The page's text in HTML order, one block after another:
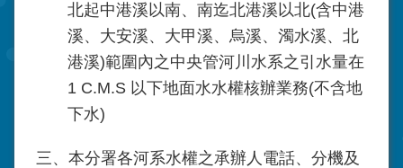
北起中港溪以南、南迄北港溪以北(含中港
溪、大安溪、大甲溪、烏溪、濁水溪、北
港溪)範圍內之中央管河川水系之引水量在
1 C.M.S 以下地面水水權核辦業務(不含地
下水)
三、本分署各河系水權之承辦人電話、分機及